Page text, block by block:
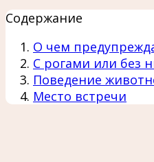
Содержание
О чем
С рогами или без
Поведение
Место встречи